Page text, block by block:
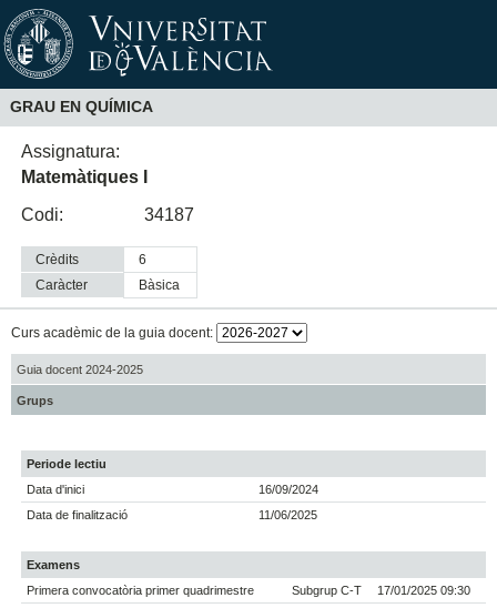
GRAU EN QUÍMICA
Assignatura:
Matemàtiques I
Codi:
34187
Crèdits
6
Caràcter
bàsica
Curs acadèmic de la guia docent:
Guia docent 2024-2025
Grups
Periode lectiu
Data d'inici
16/09/2024
Data de finalització
11/06/2025
Examens
Primera convocatòria primer quadrimestre
Subgrup C-T
17/01/2025 09:30